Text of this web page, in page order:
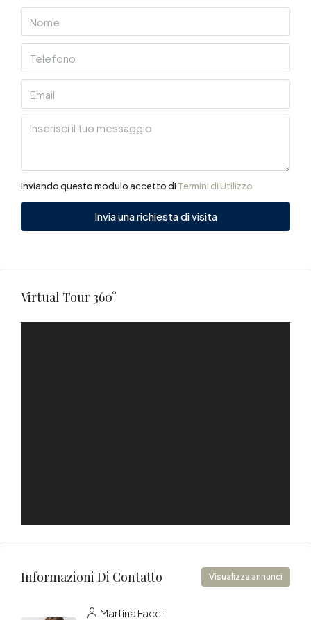
Inviando questo modulo accetto di Termini di Utilizzo
Invia una richiesta di visita
Virtual Tour 360°
Informazioni Di Contatto Visualizza annunci
Martina Facci